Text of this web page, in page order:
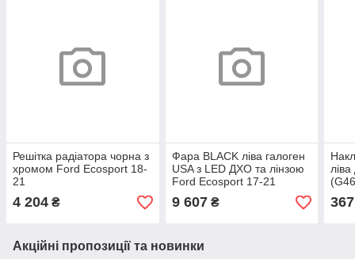
Решітка радіатора чорна з
хромом Ford Ecosport 18-
21
4 204 ₴
Фара BLACK ліва галоген
USA з LED ДХО та лінзою
Ford Ecosport 17-21
9 607₴ 367
Акційні пропозиції та новинки